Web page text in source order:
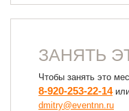
ЗАНЯТЬ
Чтобы занять это
8-920-253-22-14
dmitry@eventnn.ru